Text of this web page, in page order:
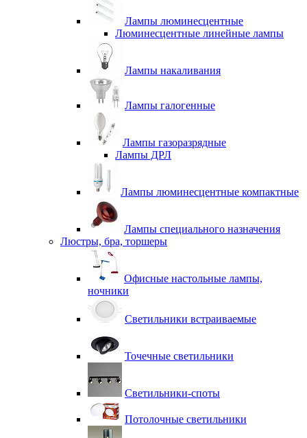
Лампы люминесцентные
Люминесцентные линейные лампы
Лампы накаливания
Лампы галогенные
Лампы газоразрядные
Лампы ДРЛ
Лампы люминесцентные компактные
Лампы специального назначения
Люстры, бра, торшеры
Офисные настольные лампы,
ночники
Светильники встраиваемые
Точечные светильники
Светильники-споты
Потолочные светильники